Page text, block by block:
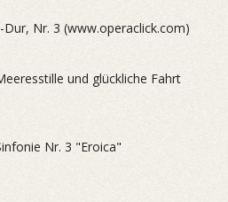
Dur, Nr. 3 (www.operaclick.com)
und glückliche Fahrt
Nr. 3 "Eroica"